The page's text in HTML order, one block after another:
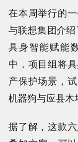
在本周举行的
与联想集团介
具身智能赋能
中，项目组将
产保护场景，
机器狗与应县木
据了解，这款